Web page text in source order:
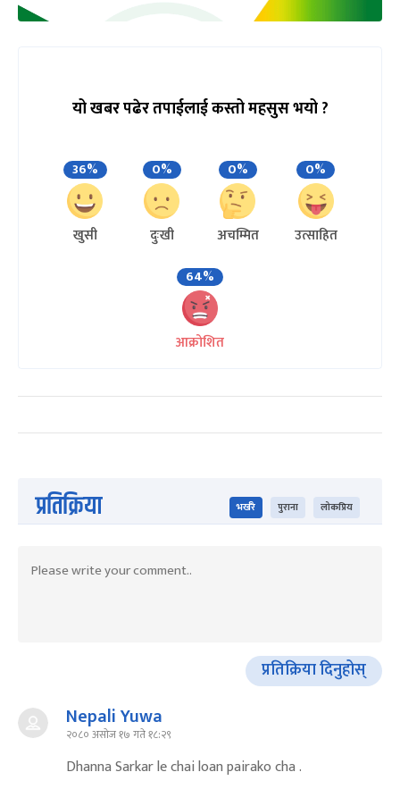
यो खबर पढेर तपाईलाई कस्तो महसुस भयो ?
36%
खुसी
0%
दुःखी
0%
अचम्मित
0%
उत्साहित
64%
आक्रोशित
प्रतिक्रिया भर्खरै पुराना लोकप्रिय
प्रतिक्रिया दिनुहोस्
Nepali Yuwa
२०८० असोज १७ गते १८:२९
Dhanna Sarkar le chai loan pairako cha .